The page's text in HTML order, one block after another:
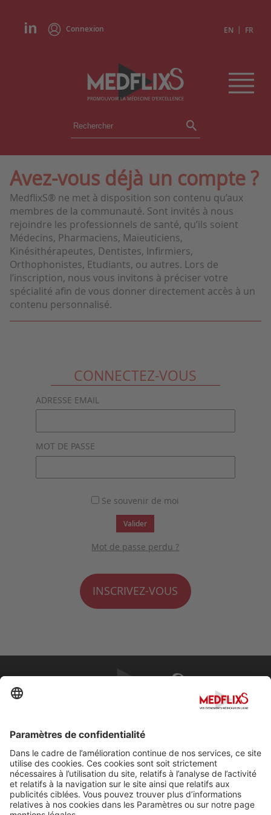
Connexion EN | FR
ÉVÉNEMENTS
INSTITUTIONS
ACADÉMIES
EXPERTS
REVUES DE PRESSE
CONGRÈS EN RÉSUMÉ
Avez-vous déjà un compte ?
MedflixS® ne met à disposition son contenu qu’aux
membres de la communauté. Sont invités à nous
rejoindre les professionnels de santé, qu’ils soient
Médecins, Pharmaciens, Maïeuticiens,
Kinésithérapeutes, Dentistes, Infirmiers,
Orthophonistes, Etudiants, ou autres. Lors de
l’inscription, nous vous invitons à préciser votre
spécialité afin de vous donner directement accès à un
contenu personnalisé.
CONNECTEZ-VOUS
ADRESSE EMAIL
MOT DE PASSE
Se souvenir de moi
Valider
Mot de passe perdu ?
INSCRIVEZ-VOUS
À propos de MedflixS®
Aide
Contact
Mentions légales